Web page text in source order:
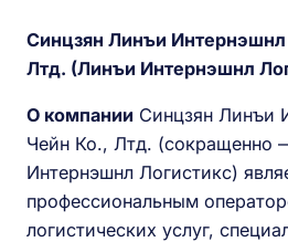
Синцзян Линъи
Лтд. (Линъи Интернэшнл
О компании Синцзян Линъи
Чейн Ко., Лтд. (сокращенно
Интернэшнл Логистикс)
профессиональным
логистических услуг,